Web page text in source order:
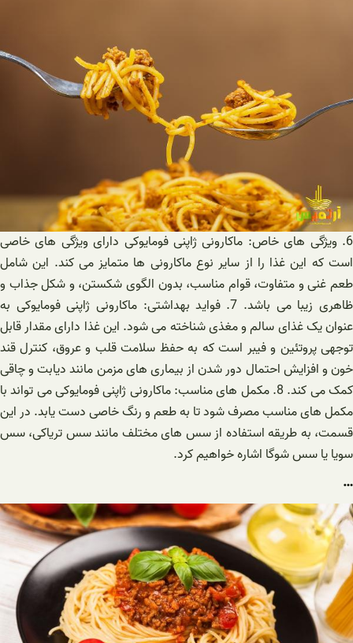
6. ویژگی های خاص: ماکارونی ژاپنی فومایوکی دارای ویژگی های خاصی
است که این غذا را از سایر نوع ماکارونی ها متمایز می کند. این شامل
طعم غنی و متفاوت، قوام مناسب، بدون الگوی شکستن، و شکل جذاب و
ظاهری زیبا می باشد. 7. فواید بهداشتی: ماکارونی ژاپنی فومایوکی به
عنوان یک غذای سالم و مغذی شناخته می شود. این غذا دارای مقدار قابل
توجهی پروتئین و فیبر است که به حفظ سلامت قلب و عروق، کنترل قند
خون و افزایش احتمال دور شدن از بیماری های مزمن مانند دیابت و چاقی
کمک می کند. 8. مکمل های مناسب: ماکارونی ژاپنی فومایوکی می تواند با
مکمل های مناسب مصرف شود تا به طعم و رنگ خاصی دست یابد. در این
قسمت، به طریقه استفاده از سس های مختلف مانند سس تریاکی، سس
سویا یا سس شوگا اشاره خواهیم کرد.
…